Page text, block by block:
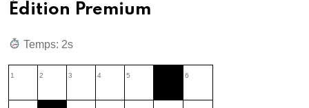
Édition Premium
Temps: 3s
1 2 3 4 5 6